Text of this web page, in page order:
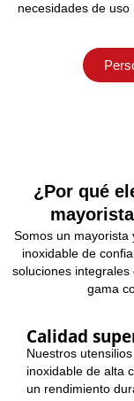
necesidades de uso
¿Por qué
Somos un mayorista
inoxidable de
soluciones
gama
Calidad
Nuestros
inoxidable de alta
un rendimiento